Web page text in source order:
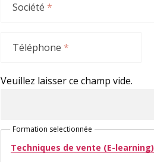
Société *
Téléphone *
Veuillez laisser ce champ vide.
Formation selectionnée
Techniques de vente (E-learning)